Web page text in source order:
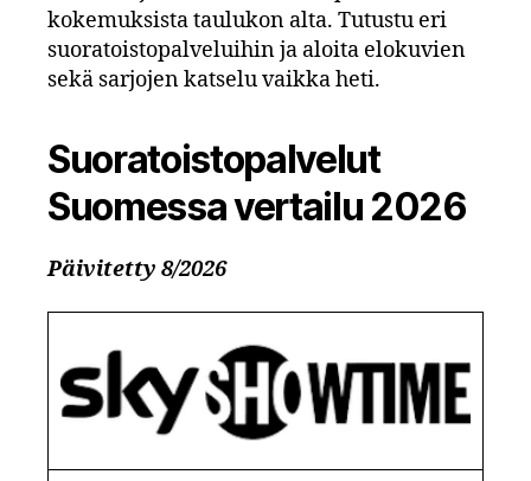
kokemuksista taulukon alta. Tutustu eri
suoratoistopalveluihin ja aloita elokuvien
sekä sarjojen katselu vaikka heti.
Suoratoistopalvelut
Suomessa vertailu 2026
Päivitetty 8/2026